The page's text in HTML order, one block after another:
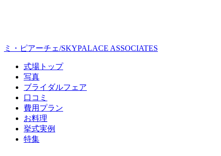
ミ・ピアーチェ/SKYPALACE ASSOCIATES
式場トップ
写真
ブライダルフェア
口コミ
費用プラン
お料理
挙式実例
特集